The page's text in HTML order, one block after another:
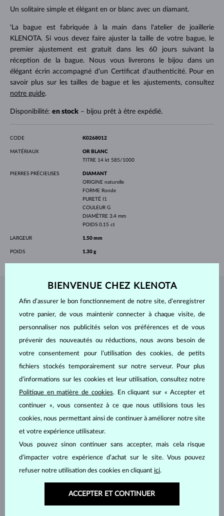
Un solitaire simple et élégant en or blanc avec un diamant.
'La bague est fabriquée à la main dans l'atelier de joaillerie
KLENOTA. Si vous devez faire ajuster la taille de votre bague, le
premier ajustement est gratuit dans les 60 jours suivant la
réception de la bague. Nous vous livrerons le bijou dans un
élégant écrin accompagné d'un Certificat d'authenticité. Pour en
savoir plus sur les tailles de bague et les ajustements, consultez
notre guide.
Disponibilité: en stock– bijou prêt à être expédié.
CODE K0268012
MATÉRIAUX
OR BLANC
TITRE 14 kt 585/1000
PIERRES PRÉCIEUSES
DIAMANT
ORIGINE naturelle
FORME Ronde
PURETÉ
I1
COULEUR G
DIAMÈTRE 3.4 mm
POIDS 0.15 ct
LARGEUR 1.50 mm
POIDS 1.30 g
BIJOUX DEL'ATELIER KLENOTA
BIENVENUE CHEZ KLENOTA
Afin d’assurer le bon fonctionnement de notre site, d’enregistrer
votre panier, de vous maintenir connecter à chaque visite, de
personnaliser nos publicités selon vos préférences et de vous
prévenir des nouveautés ou réductions, nous avons besoin de
votre consentement pour l’utilisation des cookies, de petits
fichiers stockés temporairement sur notre serveur. Pour plus
d’informations sur les cookies et leur utilisation, consultez notre
Politique en matière de cookies. En cliquant sur « Accepter et
continuer », vous consentez à ce que nous utilisions tous les
cookies, nous permettant ainsi de continuer à améliorer notre site
et votre expérience utilisateur.
Vous pouvez sinon continuer sans accepter, mais cela risque
d’impacter votre expérience d’achat sur le site. Vous pouvez
refuser notre utilisation des cookies en cliquant ici.
ACCEPTER ET CONTINUER